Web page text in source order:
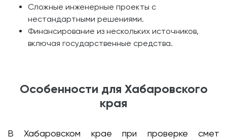
Сложные инженерные проекты с
нестандартными решениями.
Финансирование из нескольких источников,
включая государственные средства.
Особенности для Хабаровского
края
В Хабаровском крае при проверке смет